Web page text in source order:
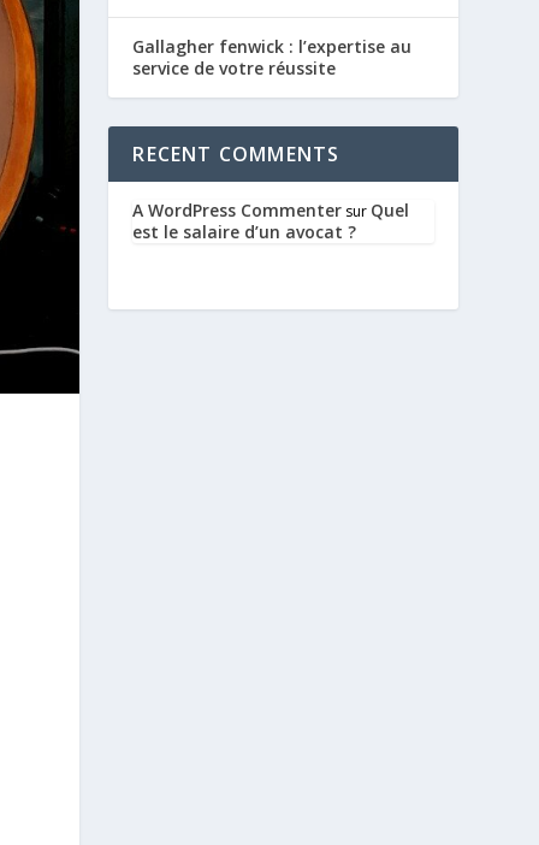
Gallagher fenwick : l’expertise au
service de votre réussite
RECENT COMMENTS
A WordPress Commenter sur Quel
est le salaire d’un avocat ?